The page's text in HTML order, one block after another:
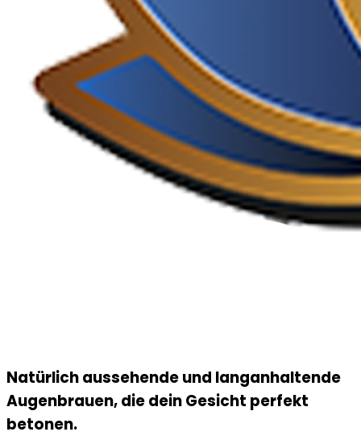
Natürlich aussehende und langanhaltende
Augenbrauen, die dein Gesicht perfekt
betonen.